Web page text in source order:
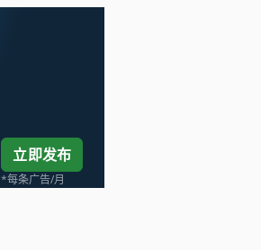
立即发布
*每条广告/月